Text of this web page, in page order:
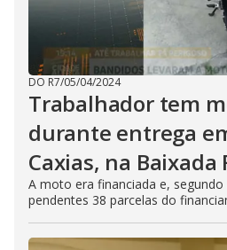
DO R7/05/04/2024
Trabalhador tem
durante entrega
Caxias, na
A moto era financiada e,
pendentes 38 parcelas do